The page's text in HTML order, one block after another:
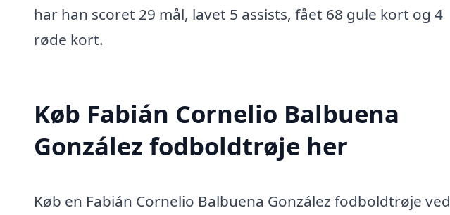
har han scoret 29 mål, lavet 5 assists, fået 68 gule kort og 4
røde kort.
Køb Fabián Cornelio Balbuena
González fodboldtrøje her
Køb en Fabián Cornelio Balbuena González fodboldtrøje ved